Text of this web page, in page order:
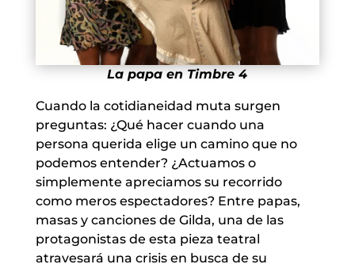
La papa en Timbre 4
Cuando la cotidianeidad muta surgen
preguntas: ¿Qué hacer cuando una
persona querida elige un camino que no
podemos entender? ¿Actuamos o
simplemente apreciamos su recorrido
como meros espectadores? Entre papas,
masas y canciones de Gilda, una de las
protagonistas de esta pieza teatral
atravesará una crisis en busca de su